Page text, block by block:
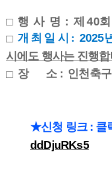
□ 행 사 명 : 제 40회
□ 개 최 일 시 : 2025
시에도 행사는 진행
□ 장 소 : 인천축구
★신청 링크 : 클
ddDjuRKs5